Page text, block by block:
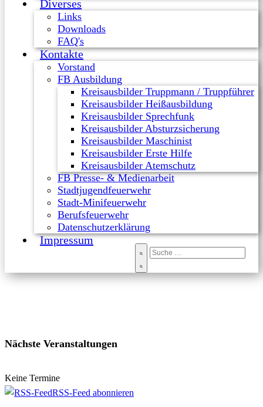
Diverses
Links
Downloads
FAQ's
Kontakte
Vorstand
FB Ausbildung
Kreisausbilder Truppmann / Truppführer
Kreisausbilder Heißausbildung
Kreisausbilder Sprechfunk
Kreisausbilder Absturzsicherung
Kreisausbilder Maschinist
Kreisausbilder Erste Hilfe
Kreisausbilder Atemschutz
FB Presse- & Medienarbeit
Stadtjugendfeuerwehr
Stadt-Minifeuerwehr
Berufsfeuerwehr
Datenschutzerklärung
Impressum
Nächste Veranstaltungen
Keine Termine
RSS-Feed abonnieren